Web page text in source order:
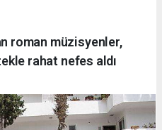
roman müzisyenler,
rahat nefes aldı